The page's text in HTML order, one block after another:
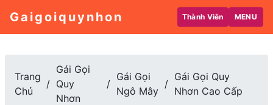
Gaigoiquynhon Thành Viên MENU
Trang
Chủ
Gái Gọi
Quy
Nhơn
Gái Gọi
Ngô Mây
Gái Gọi Quy
Nhơn Cao Cấp